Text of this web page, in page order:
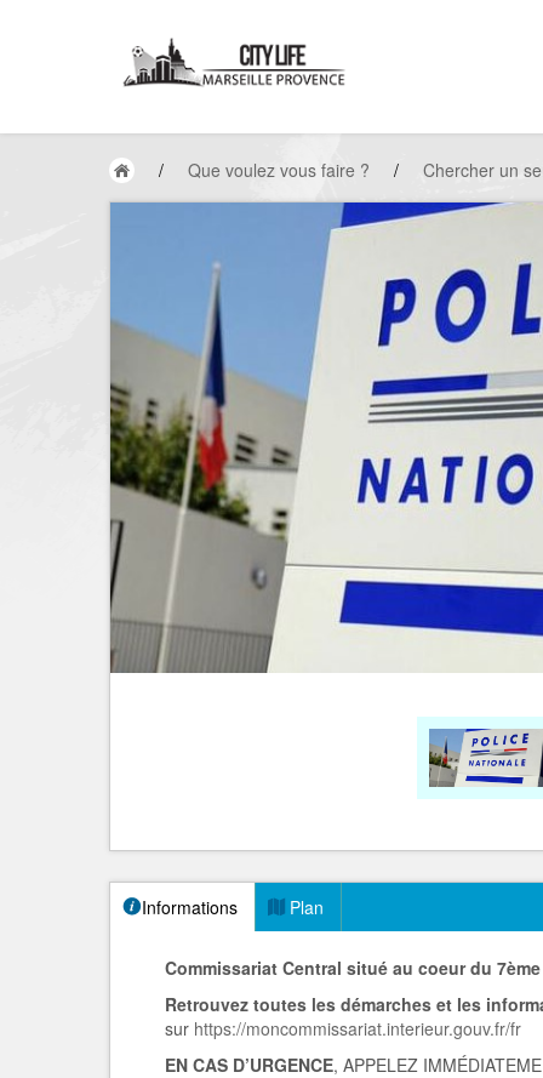
/ Que voulez vous faire ? / Chercher un
Informations Plan
Commissariat Central situé au coeur du
Retrouvez toutes les démarches et les
sur https://moncommissariat.interieur.gouv.fr/fr
EN CAS D’URGENCE, APPELEZ